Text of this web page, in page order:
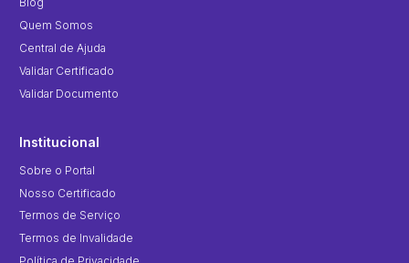
Quem Somos
Central de Ajuda
Validar Certificado
Validar Documento
Institucional
Sobre o Portal
Nosso Certificado
Termos de Serviço
Termos de Invalidade